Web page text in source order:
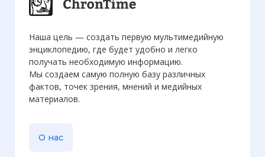
Наша цель — создать первую мультимедийную
энциклопедию, где будет удобно и легко
получать необходимую информацию.
Мы создаем самую полную базу различных
фактов, точек зрения, мнений и медийных
материалов.
О нас